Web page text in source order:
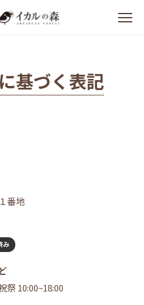
基づく表記
番地
10:00~18:00